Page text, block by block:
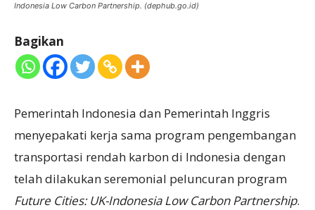
Indonesia Low Carbon Partnership. (dephub.go.id)
Bagikan
Pemerintah Indonesia dan Pemerintah Inggris
menyepakati kerja sama program pengembangan
transportasi rendah karbon di Indonesia dengan
telah dilakukan seremonial peluncuran program
Future Cities: UK-Indonesia Low Carbon Partnership.